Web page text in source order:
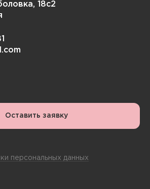
18с2
Оставить заявку
персональных данных